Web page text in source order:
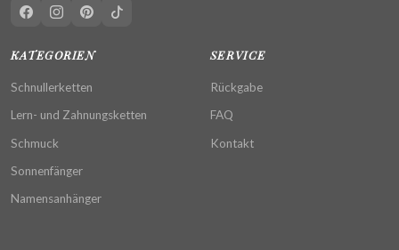
KATEGORIEN
Schnullerketten
Lern- und Zahnungsketten
Schmuck
Sonnenfänger
Namensanhänger
SERVICE
Rückgabe
FAQ
Kontakt